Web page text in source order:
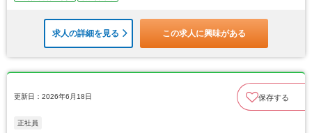
求人の詳細を見る この求人に興味がある
更新日：2026年6月18日 保存する
正社員